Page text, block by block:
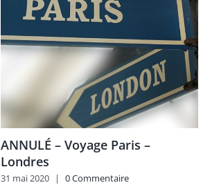
ANNULÉ – Voyage Paris –
Londres
31 mai 2020 | 0 Commentaire